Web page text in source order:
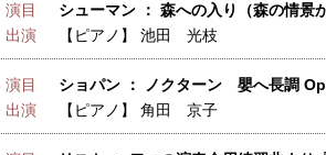
演目
シューマン ： 森への入り（森の情景
出演
【ピアノ】池田 光枝
演目
ショパン ： ノクターン 嬰へ長調
出演
【ピアノ】角田 京子